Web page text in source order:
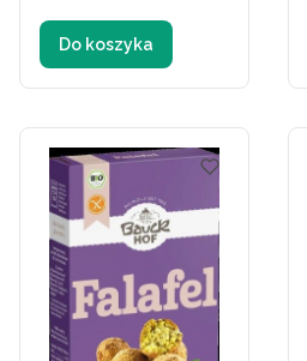
Do koszyka